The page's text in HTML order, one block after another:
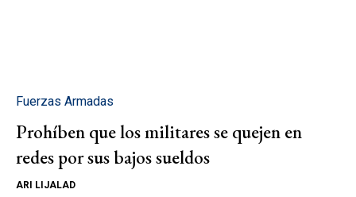
Fuerzas Armadas
Prohíben que los militares se quejen en
redes por sus bajos sueldos
ARI LIJALAD